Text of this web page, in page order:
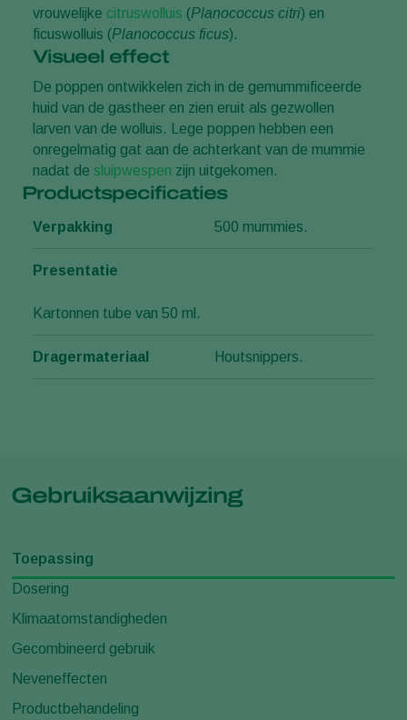
vrouwelijke citruswolluis (Planococcus citri) en
ficuswolluis (Planococcus ficus).
Visueel effect
De poppen ontwikkelen zich in de gemummificeerde
huid van de gastheer en zien eruit als gezwollen
larven van de wolluis. Lege poppen hebben een
onregelmatig gat aan de achterkant van de mummie
nadat de sluipwespen zijn uitgekomen.
Productspecificaties
Verpakking 500 mummies.
Presentatie
Kartonnen tube van 50 ml.
Dragermateriaal Houtsnippers.
Gebruiksaanwijzing
Toepassing
Dosering
Klimaatomstandigheden
Gecombineerd gebruik
Neveneffecten
Productbehandeling